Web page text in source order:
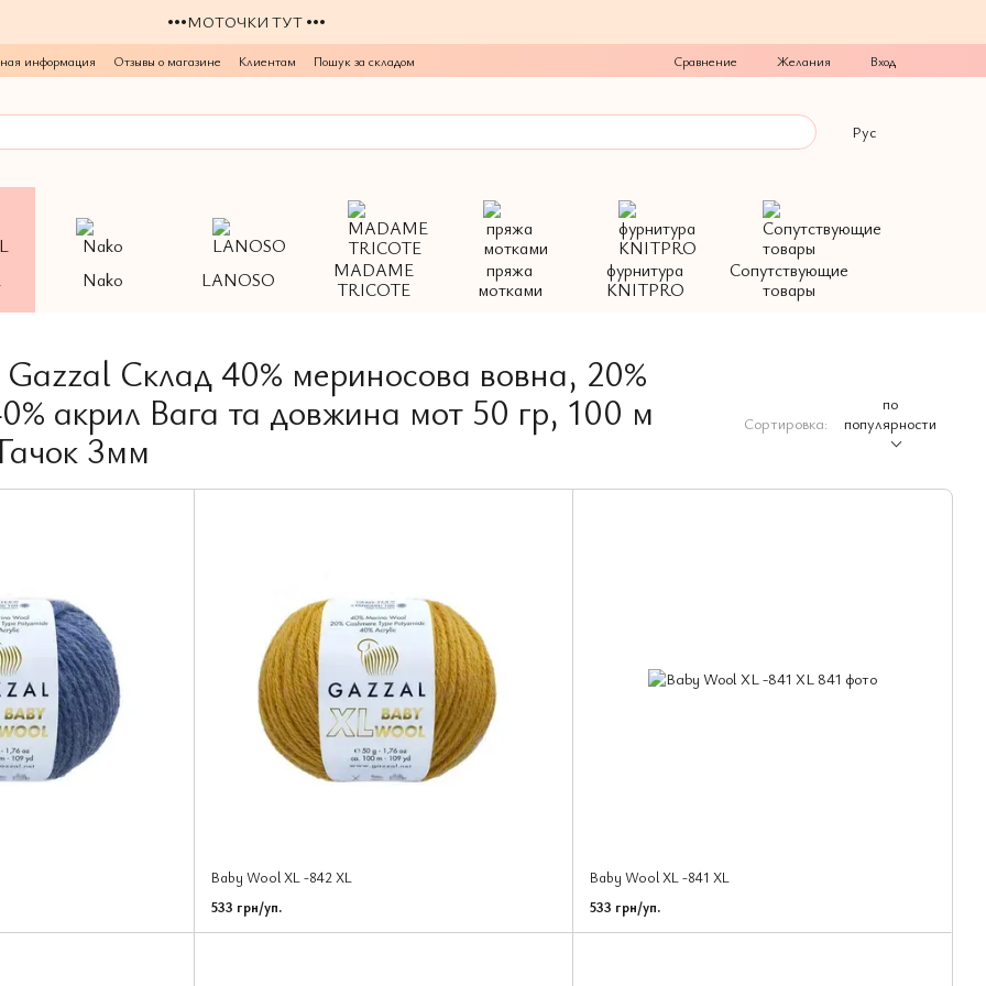
•••МОТОЧКИ ТУТ •••
информация Отзывы о магазине Клиентам Пошук за складом Сравнение Желания Вход
Рус
Nako LANOSO
MADAME
TRICOTE
пряжа
мотками
фурнитура
KNITPRO
Сопутствующие
товары
Склад 40% мериносова вовна, 20%
акрил Вага та довжина мот 50 гр, 100 м
3мм
Сортировка:
по
популярности
Baby Wool XL -842 XL
533 грн/уп.
Baby Wool XL -841 XL
533 грн/уп.